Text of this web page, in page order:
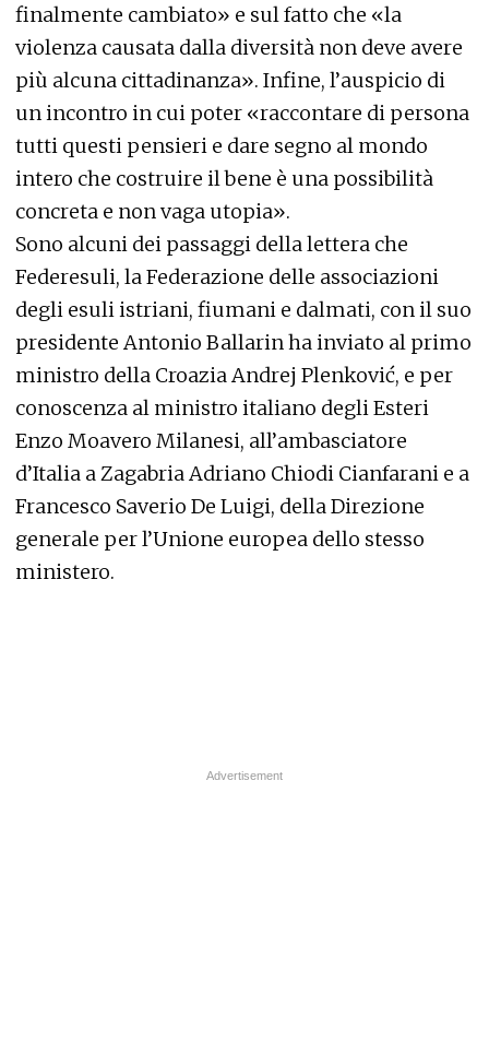
finalmente cambiato» e sul fatto che «la
violenza causata dalla diversità non deve avere
più alcuna cittadinanza». Infine, l’auspicio di
un incontro in cui poter «raccontare di persona
tutti questi pensieri e dare segno al mondo
intero che costruire il bene è una possibilità
concreta e non vaga utopia».
Sono alcuni dei passaggi della lettera che
Federesuli, la Federazione delle associazioni
degli esuli istriani, fiumani e dalmati, con il suo
presidente Antonio Ballarin ha inviato al primo
ministro della Croazia Andrej Plenković, e per
conoscenza al ministro italiano degli Esteri
Enzo Moavero Milanesi, all’ambasciatore
d’Italia a Zagabria Adriano Chiodi Cianfarani e a
Francesco Saverio De Luigi, della Direzione
generale per l’Unione europea dello stesso
ministero.